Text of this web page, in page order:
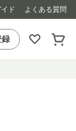
ド よくある質問
録